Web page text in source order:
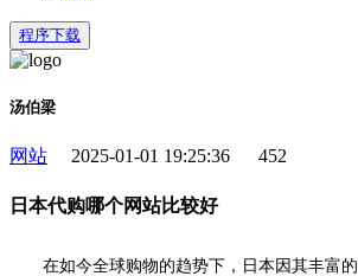
程序下载
汤伯梁
网站 2025-01-01 19:25:36 452
日本代购哪个网站比较好
在如今全球购物的趋势下，日本因其丰富